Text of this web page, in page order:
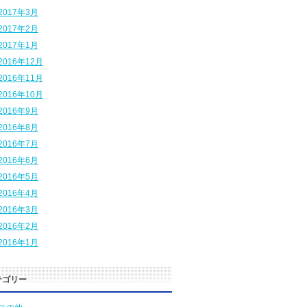
年3月
年2月
年1月
年12月
年11月
年10月
年9月
年8月
年7月
年6月
年5月
年4月
年3月
年2月
年1月
ゴリー